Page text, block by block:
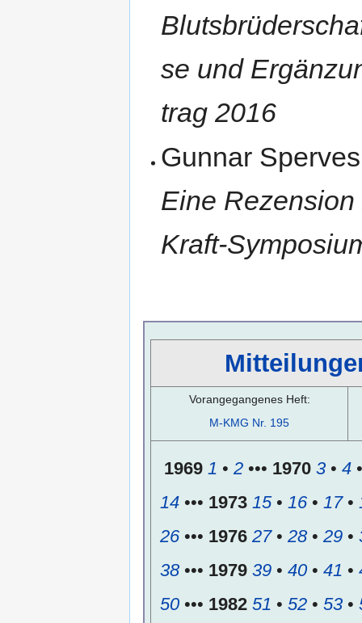
se und
trag 2016
Gunnar
Eine
Kraft-​
Vorangegangenes Heft:
M-KMG Nr. 195
1969 1 • 2••• 1970 3• 4
14••• 1973 15• 16• 17•
26••• 1976 27• 28• 29•
38••• 1979 39• 40• 41 •
50••• 1982 51 • 52• 53•